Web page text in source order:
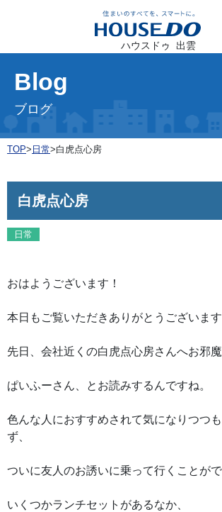
ハウスドゥ 出雲
Blog
ブログ
TOP> 日常>白虎点心房
白虎点心房
日常
おはようございます！
本日もご覧いただきありがとうございます
先日、会社近くの白虎点心房さんへお邪魔
ぱいふーさん、とお読みするんですね。
色んな人におすすめされて気になりつつ
ず、
ついに友人のお誘いに乗って行くことが
いくつかランチセットがあるなか、